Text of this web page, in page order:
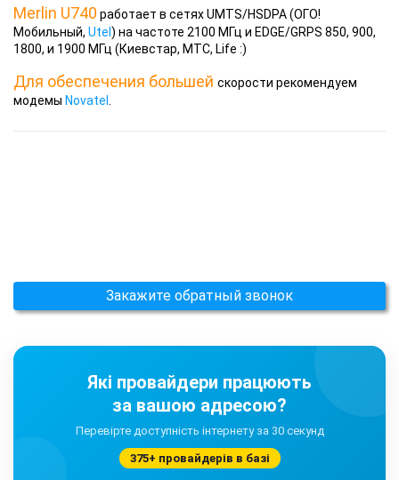
Merlin U740 работает в сетях UMTS/HSDPA (ОГО!
Мобильный, Utel) на частоте 2100 МГц и EDGE/GRPS 850, 900,
1800, и 1900 МГц (Киевстар, МТС, Life :)
Для обеспечения большей скорости рекомендуем
модемы Novatel
Закажите обратный звонок
Які провайдери працюють
за вашою адресою?
Перевірте доступність інтернету за 30 секунд
375+ провайдерів в базі